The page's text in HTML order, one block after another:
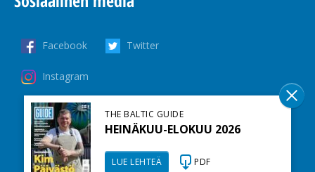
THE BALTIC GUIDE
HEINÄKUU-ELOKUU 2026
LUE LEHTEÄ PDF
Facebook Twitter
Instagram